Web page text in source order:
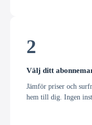
2
Välj ditt
Jämför priser och
hem till dig. Ingen